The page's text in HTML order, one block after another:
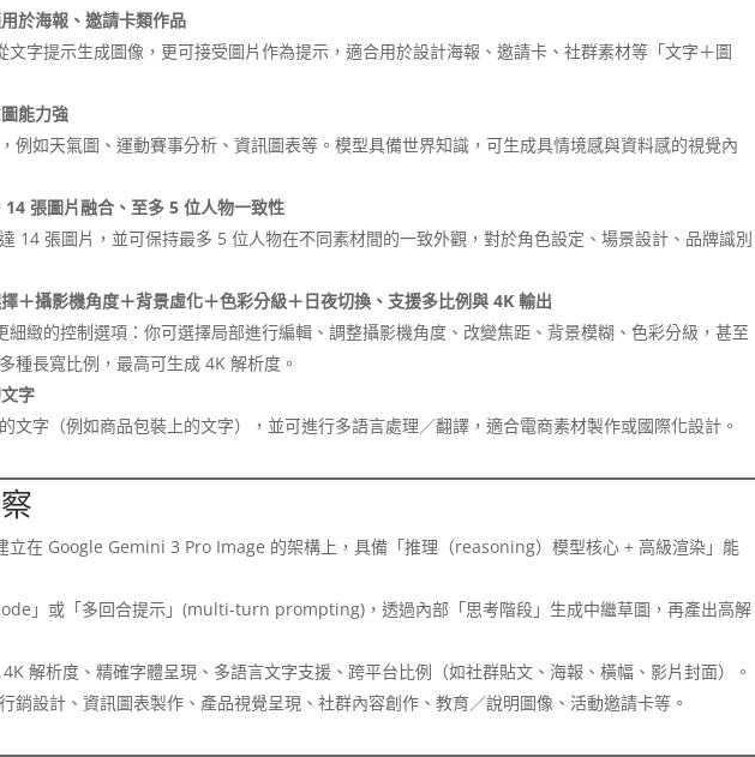
於海報、邀請卡類作品
字提示生成圖像，更可接受圖片作為提示，適合用於設計海報、邀請卡、社群素材等「文字＋圖
能力強
例如天氣圖、運動賽事分析、資訊圖表等。模型具備世界知識，可生成具情境感與資料感的視覺內
張圖片融合、至多 5 位人物一致性
14 張圖片，並可保持最多 5 位人物在不同素材間的一致外觀，對於角色設定、場景設計、品牌識別
＋攝影機角度＋背景虛化＋色彩分級＋日夜切換、支援多比例與 4K 輸出
緻的控制選項：你可選擇局部進行編輯、調整攝影機角度、改變焦距、背景模糊、色彩分級，甚至
種長寬比例，最高可生成 4K 解析度。
字
文字（例如商品包裝上的文字），並可進行多語言處理／翻譯，適合電商素材製作或國際化設計。
立在 Google Gemini 3 Pro Image 的架構上，具備「推理（reasoning）模型核心 + 高級渲染」能
」或「多回合提示」(multi-turn prompting)，透過內部「思考階段」生成中繼草圖，再產出高解
解析度、精確字體呈現、多語言文字支援、跨平台比例（如社群貼文、海報、橫幅、影片封面）。
銷設計、資訊圖表製作、產品視覺呈現、社群內容創作、教育／說明圖像、活動邀請卡等。